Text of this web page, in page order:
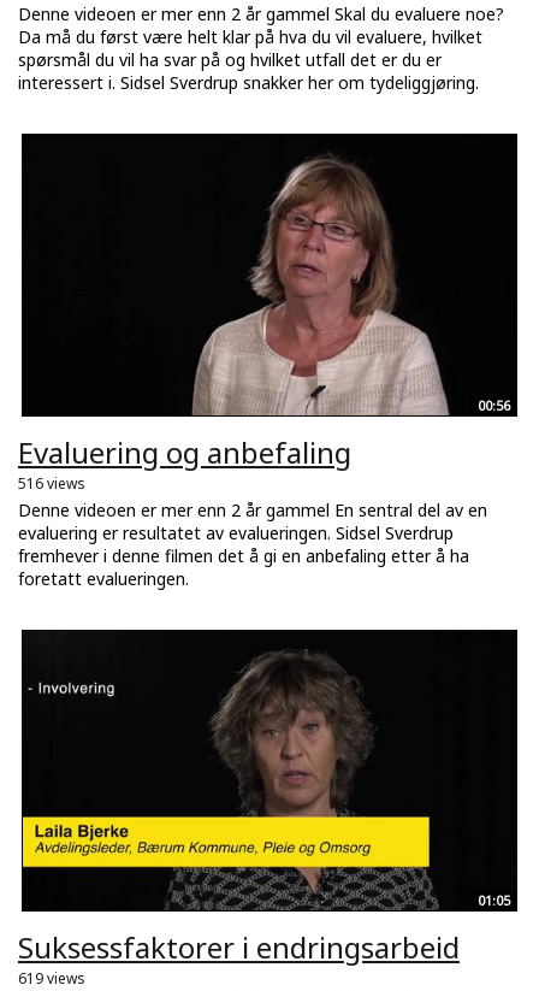
Denne videoen er mer enn 2 år gammel Skal du evaluere noe?
Da må du først være helt klar på hva du vil evaluere, hvilket
spørsmål du vil ha svar på og hvilket utfall det er du er
interessert i. Sidsel Sverdrup snakker her om tydeliggjøring.
00:56
Evaluering og anbefaling
516 views
Denne videoen er mer enn 2 år gammel En sentral del av en
evaluering er resultatet av evalueringen. Sidsel Sverdrup
fremhever i denne filmen det å gi en anbefaling etter å ha
foretatt evalueringen.
01:05
Suksessfaktorer i endringsarbeid
619 views